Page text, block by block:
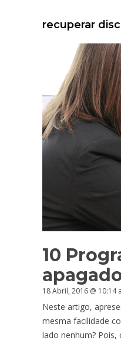
recuperar
10
18 Abril, 2016 @ 10:14
Neste artigo,
mesma facilidade
lado nenhum?